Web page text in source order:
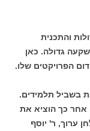
והתכנית
גדולה. כאן
הפרויקטים שלו.
בשביל תלמידים.
אחר כך הוציא את
ערוך, ר' יוסף